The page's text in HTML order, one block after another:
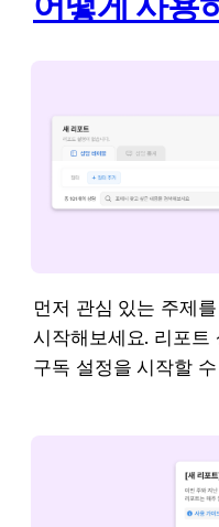
먼저 관심 있는 주제
시작해보세요. 리포트
구독 설정을 시작할